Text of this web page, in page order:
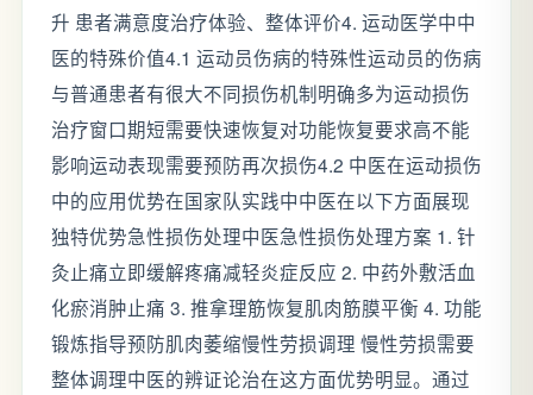
升 患者满意度治疗体验、整体评价4. 运动医学中中
医的特殊价值4.1 运动员伤病的特殊性运动员的伤病
与普通患者有很大不同损伤机制明确多为运动损伤
治疗窗口期短需要快速恢复对功能恢复要求高不能
影响运动表现需要预防再次损伤4.2 中医在运动损伤
中的应用优势在国家队实践中中医在以下方面展现
独特优势急性损伤处理中医急性损伤处理方案 1. 针
灸止痛立即缓解疼痛减轻炎症反应 2. 中药外敷活血
化瘀消肿止痛 3. 推拿理筋恢复肌肉筋膜平衡 4. 功能
锻炼指导预防肌肉萎缩慢性劳损调理 慢性劳损需要
整体调理中医的辨证论治在这方面优势明显。通过